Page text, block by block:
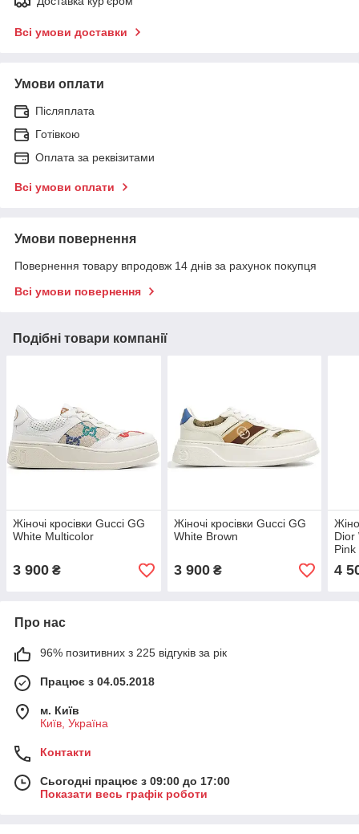
Всі умови доставки
Умови оплати
Післяплата
Готівкою
Оплата за реквізитами
Всі умови оплати
Умови повернення
Повернення товару впродовж 14 днів за рахунок покупця
Всі умови повернення
Подібні товари компанії
Жіночі кросівки Gucci GG
White Multicolor
3 900 ₴
Жіночі кросівки Gucci GG
White Brown
3 900₴
Dior
Pink
4
Про нас
96% позитивних з 225 відгуків за рік
Працює з 04.05.2018
м. Київ
Київ, Україна
Контакти
Сьогодні працює з 09:00 до 17:00
Показати весь графік роботи